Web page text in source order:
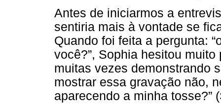
Antes de iniciarmos a
sentiria mais à vontade se
Quando foi feita a pergunta:
você?”, Sophia hesitou
muitas vezes demonstrando
mostrar essa gravação não,
aparecendo a minha tosse?”